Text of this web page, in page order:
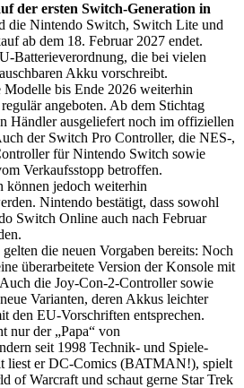
der ersten Switch-Generation in
die Nintendo Switch, Switch Lite und
ab dem 18. Februar 2027 endet.
Batterieverordnung, die bei vielen
Akku vorschreibt.
bis Ende 2026 weiterhin
angeboten. Ab dem Stichtag
Händler ausgeliefert noch im offiziellen
der Switch Pro Controller, die NES-,
für Nintendo Switch sowie
Verkaufsstopp betroffen.
können jedoch weiterhin
Nintendo bestätigt, dass sowohl
Switch Online auch nach Februar
die neuen Vorgaben bereits: Noch
überarbeitete Version der Konsole mit
die Joy-Con-2-Controller sowie
Varianten, deren Akkus leichter
den EU-Vorschriften entsprechen.
nur der „Papa“ von
seit 1998 Technik- und Spiele-
liest er DC-Comics (BATMAN!), spielt
of Warcraft und schaut gerne Star Trek